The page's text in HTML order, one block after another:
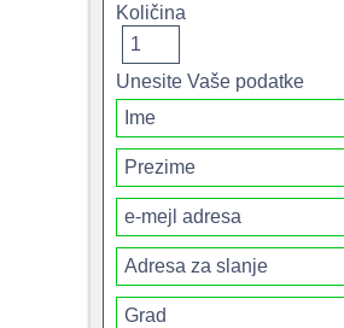
Količina
Unesite Vaše podatke